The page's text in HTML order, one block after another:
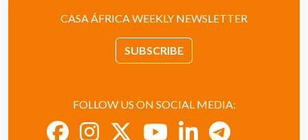
CASA ÁFRICA WEEKLY NEWSLETTER
SUBSCRIBE
FOLLOW US ON SOCIAL MEDIA: